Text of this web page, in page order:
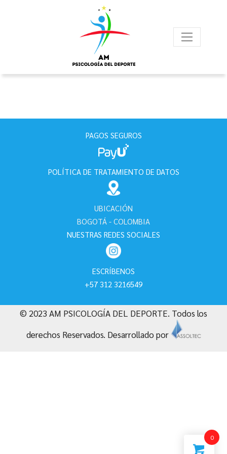
PAGOS SEGUROS
POLÍTICA DE TRATAMIENTO DE DATOS
UBICACIÓN
BOGOTÁ - COLOMBIA
NUESTRAS REDES SOCIALES
ESCRÍBENOS
+57 312 3216549
© 2023 AM PSICOLOGÍA DEL DEPORTE. Todos los
derechos Reservados. Desarrollado por
0